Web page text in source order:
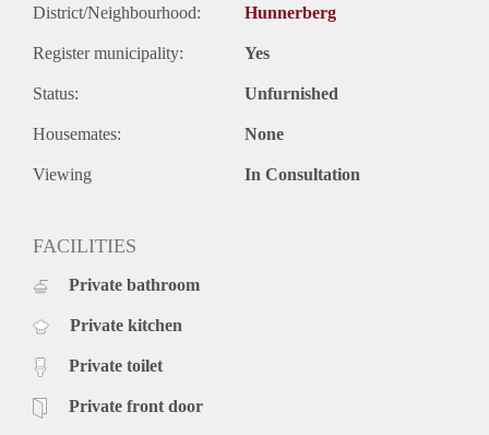
District/Neighbourhood: Hunnerberg
Register municipality: Yes
Status: Unfurnished
Housemates: None
Viewing In Consultation
FACILITIES
Private bathroom
Private kitchen
Private toilet
Private front door